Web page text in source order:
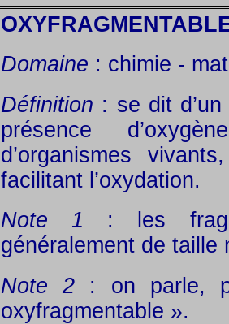
Domaine : chimie -
Définition : se dit
présence
d’organismes
facilitant l’oxydation.
Note 1 : les
généralement de taille
Note 2 : on parle,
oxyfragmentable ».